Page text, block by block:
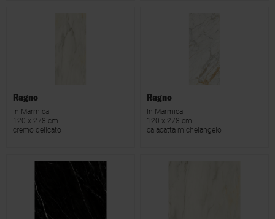
Ragno
In Marmica
120 x 278 cm
cremo delicato
Ragno
In Marmica
120 x 278 cm
calacatta michelangelo